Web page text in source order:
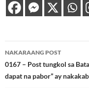
Post
navigation
NAKARAANG POST
0167 – Post tungkol sa
dapat na pabor” ay